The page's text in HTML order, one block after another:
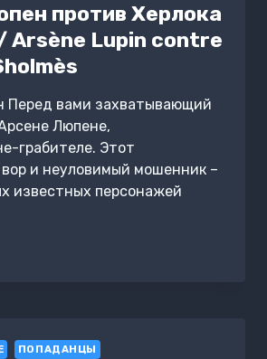
против Херлока
Arsène Lupin contre
Перед вами захватывающий
Люпене,
грабителе. Этот
и неуловимый мошенник –
известных персонажей
ПОПАДАНЦЫ